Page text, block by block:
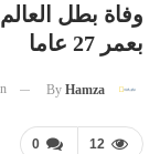
وفاة بطل
بعمر 27 عاما
By Hamza
0 12